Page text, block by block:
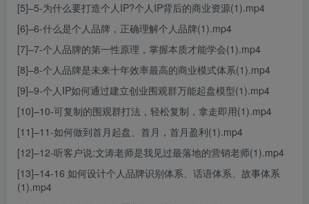
[5]–5-为什么要打造个人IP?个人IP背后的商业资源(1).mp4
[6]–6-什么是个人品牌，正确理解个人品牌(1).mp4
[7]–7-个人品牌的第一性原理，掌握本质才能学会(1).mp4
[8]–8-个人品牌是未来十年效率最高的商业模式体系(1).mp4
[9]–9-个人IP如何通过建立创业围观群万能起盘模型(1).mp4
[10]–10-可复制的围观群打法，轻松复制，拿走即用(1).mp4
[11]–11-如何做到首月起盘、首月，首月盈利(1).mp4
[12]–12-听客户说:文涛老师是我见过最落地的营销老师(1).mp4
[13]–14-16 如何设计个人品牌识别体系、话语体系、故事体系
(1).mp4